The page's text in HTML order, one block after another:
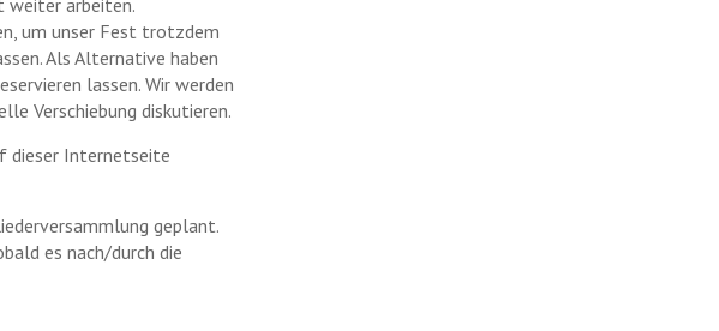
weiter arbeiten.
um unser Fest trotzdem
Als Alternative haben
lassen. Wir werden
Verschiebung diskutieren.
dieser Internetseite
geplant.
es nach/durch die